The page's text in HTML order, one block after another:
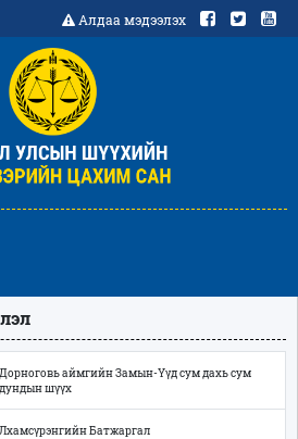
Алдаа мэдээлэх
Дорноговь аймгийн Замын-Үүд сум дахь сум
дундын шүүх
Лхамсүрэнгийн Батжаргал